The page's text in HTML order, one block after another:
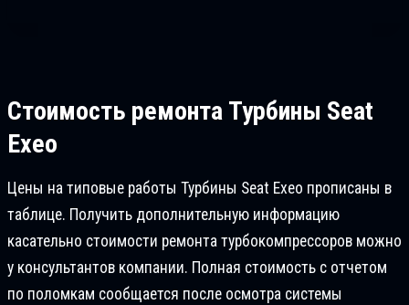
Стоимость ремонта Турбины Seat
Exeo
Цены на типовые работы Турбины Seat Exeo прописаны в
таблице. Получить дополнительную информацию
касательно стоимости ремонта турбокомпрессоров можно
у консультантов компании. Полная стоимость с отчетом
по поломкам сообщается после осмотра системы